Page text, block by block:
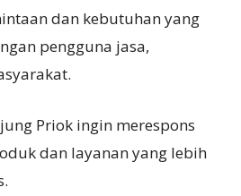
dan kebutuhan yang
pengguna jasa,
Priok ingin merespons
dan layanan yang lebih